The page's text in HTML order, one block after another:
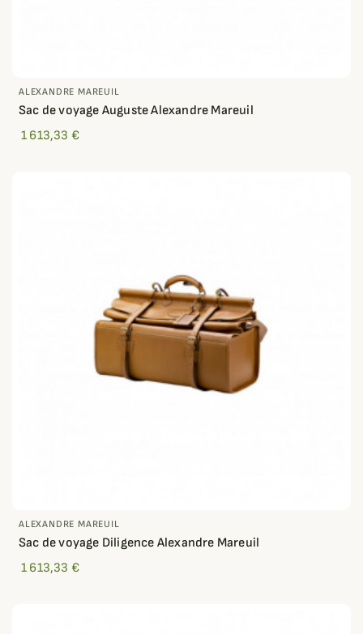
ALEXANDRE MAREUIL
Sac de voyage Auguste Alexandre Mareuil
1 613,33 €
ALEXANDRE MAREUIL
Sac de voyage Diligence Alexandre Mareuil
1 613,33 €